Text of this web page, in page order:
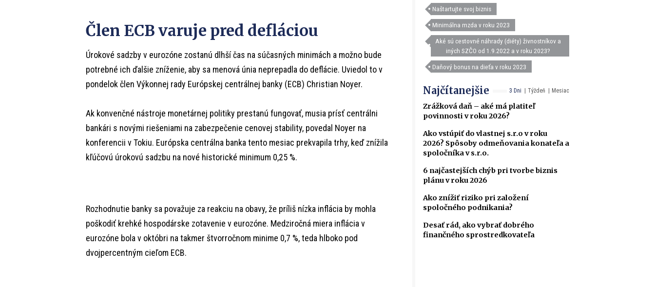
Člen ECB varuje pred defláciou
Úrokové sadzby v eurozóne zostanú dlhší čas na súčasných minimách a možno bude
potrebné ich ďalšie zníženie, aby sa menová únia neprepadla do deflácie. Uviedol to v
pondelok člen Výkonnej rady Európskej centrálnej banky (ECB) Christian Noyer.
Ak konvenčné nástroje monetárnej politiky prestanú fungovať, musia prísť centrálni
bankári s novými riešeniami na zabezpečenie cenovej stability, povedal Noyer na
konferencii v Tokiu. Európska centrálna banka tento mesiac prekvapila trhy, keď znížila
kľúčovú úrokovú sadzbu na nové historické minimum 0,25 %.
Rozhodnutie banky sa považuje za reakciu na obavy, že príliš nízka inflácia by mohla
poškodiť krehké hospodárske zotavenie v eurozóne. Medziročná miera inflácia v
eurozóne bola v októbri na takmer štvorročnom minime 0,7 %, teda hlboko pod
dvojpercentným cieľom ECB.
Naštartujte svoj biznis
Minimálna mzda v roku 2023
Aké sú cestovné náhrady (diéty) živnostníkov a
iných SZČO od 1.9.2022 a v roku 2023?
Daňový bonus na dieťa v roku 2023
3 Dni Týždeň Mesiac
Najčítanejšie
Zrážková daň – aké má platiteľ
povinnosti v roku 2026?
Ako vstúpiť do vlastnej s.r.o v roku
2026? Spôsoby odmeňovania konateľa a
spoločníka v s.r.o.
6 najčastejších chýb pri tvorbe biznis
plánu v roku 2026
Ako znížiť riziko pri založení
spoločného podnikania?
Desať rád, ako vybrať dobrého
finančného sprostredkovateľa